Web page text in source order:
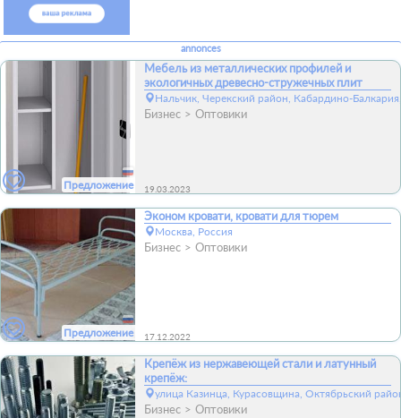
annonces
Предложение
Мебель из металлических профилей и
экологичных древесно-стружечных плит
Нальчик, Черекский район, Кабардино-
Бизнес Оптовики
19.03.2023
Предложение
Эконом кровати, кровати для тюрем
Москва, Россия
Бизнес Оптовики
17.12.2022
Крепёж из нержавеющей стали и латунный
крепёж:
улица Казинца, Курасовщина, Октябрьский
Бизнес Оптовики